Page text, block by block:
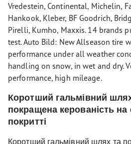
Vredestein, Continental, Michelin,
Hankook, Kleber, BF Goodrich,
Pirelli, Kumho, Maxxis. 14 brands
test. Auto Bild: New Allseason tire
performance under all weather
handling on snow, in wet and dry.
performance, high mileage.
Коротший гальмівний
покращена керованість на
покритті
Коротший гальмівний шлях та